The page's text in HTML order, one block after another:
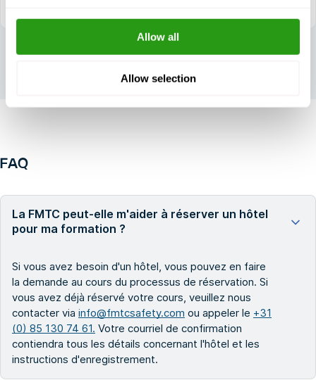
Allow all
Allow selection
FAQ
La FMTC peut-elle m'aider à réserver un hôtel
pour ma formation ?
Si vous avez besoin d'un hôtel, vous pouvez en faire
la demande au cours du processus de réservation. Si
vous avez déjà réservé votre cours, veuillez nous
contacter via info@fmtcsafety.com ou appeler le +31
(0) 85 130 74 61. Votre courriel de confirmation
contiendra tous les détails concernant l'hôtel et les
instructions d'enregistrement.